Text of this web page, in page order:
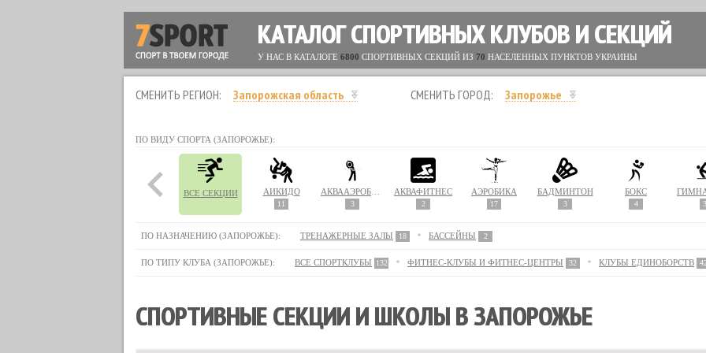
КАТАЛОГ СПОРТИВНЫХ КЛУБОВ И СЕКЦИЙ
У НАС В КАТАЛОГЕ 6800 СПОРТИВНЫХ СЕКЦИЙ ИЗ 70 НАСЕЛЕННЫХ ПУНКТОВ УКРАИНЫ
СМЕНИТЬ РЕГИОН: Запорожская область СМЕНИТЬ ГОРОД: Запорожье
ПО ВИДУ СПОРТА (ЗАПОРОЖЬЕ):
ВСЕ СЕКЦИИ АЙКИДО
11 3
АКВАФИТНЕС
2
АЭРОБИКА
17
БАДМИНТОН
3
БОКС
4
ПО НАЗНАЧЕНИЮ (ЗАПОРОЖЬЕ): ТРЕНАЖЕРНЫЕ ЗАЛЫ 18 БАССЕЙНЫ 2
ПО ТИПУ КЛУБА (ЗАПОРОЖЬЕ): ВСЕ СПОРТКЛУБЫ 132 ФИТНЕС-КЛУБЫ И ФИТНЕС-ЦЕНТРЫ 32 КЛУБЫ ЕДИНОБОРСТВ 42
СПОРТИВНЫЕ СЕКЦИИ И ШКОЛЫ В ЗАПОРОЖЬЕ